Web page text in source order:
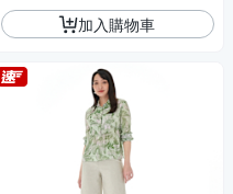
加入購物車